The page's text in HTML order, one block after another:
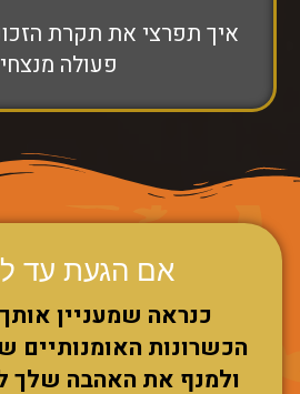
איך תפרצי את תקרת
פעולה
אם הגעת עד
כנראה שמעניין
הכשרונות האומנותיים
ולמנף את האהבה שלך